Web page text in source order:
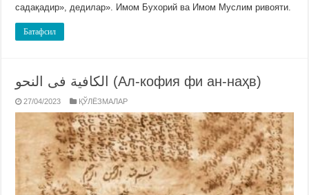
садақадир», дедилар». Имом Бухорий ва Имом Муслим ривояти.
Батафсил
الكافية فى النحو (Ал-кофия фи ан-наҳв)
27/04/2023 ҚЎЛЁЗМАЛАР